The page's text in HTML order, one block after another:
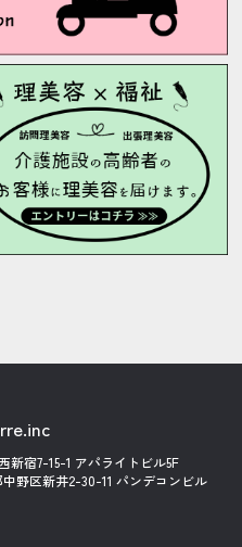
新宿7-15-1 アパライトビル5F
中野区新井2-30-11 パンデコンビル